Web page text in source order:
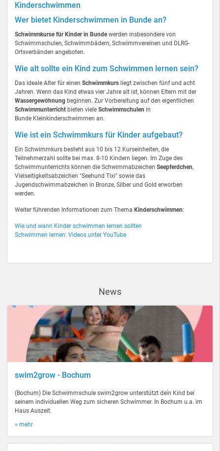
Kinderschwimmen
Wer bietet Kinderschwimmen in Bunde an?
Schwimmkurse für Kinder in Bundewerden insbesondere von
Schwimmschulen, Schwimmbädern, Schwimmvereinen und DLRG-
Ortsverbänden angeboten.
Wie alt sollte ein Kind zum Schwimmen lernen sein?
Das ideale Alter für einen Schwimmkurs liegt zwischen fünf und acht
Jahren. Wenn das Kind etwas vier Jahre alt ist, können Eltern mit der
Wassergewöhnung beginnen. Zur Vorbereitung auf den eigentlichen
Schwimmunterricht bieten viele Schwimmschulen in
Bunde Kleinkinderschwimmen an.
Wie ist ein Schwimmkurs für Kinder aufgebaut?
Ein Schwimmkurs besteht aus 10 bis 12 Kurseinheiten, die
Teilnehmerzahl sollte bei max. 8-10 Kindern liegen. Im Zuge des
Schwimmunterrichts können die Schwimmabzeichen Seepferdchen,
Vielseitigkeitsabzeichen "Seehund Tixi" sowie das
Jugendschwimmabzeichen in Bronze, Silber und Gold erworben
werden.
Weiter führenden Informationen zum Thema Kinderschwimmen:
Wie und wann Kinder schwimmen lernen sollten
Schwimmen lernen: Videos unter YouTube
News
swim2grow - Bochum
(Bochum) Die Schwimmschule swim2grow unterstützt dein Kind bei
seinem individuellen Weg zum sicheren Schwimmer. In Bochum u.a. im
Haus Auszeit.
» mehr